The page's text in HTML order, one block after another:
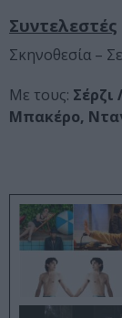
Συντελεστές
Σκηνοθεσία –
Με τους:
Μπακέρο,